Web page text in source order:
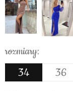
rozmiary:
34 36